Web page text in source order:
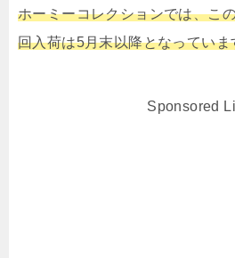
ホーミーコレクションでは、こ
回入荷は5月末以降となっていま
Sponsored